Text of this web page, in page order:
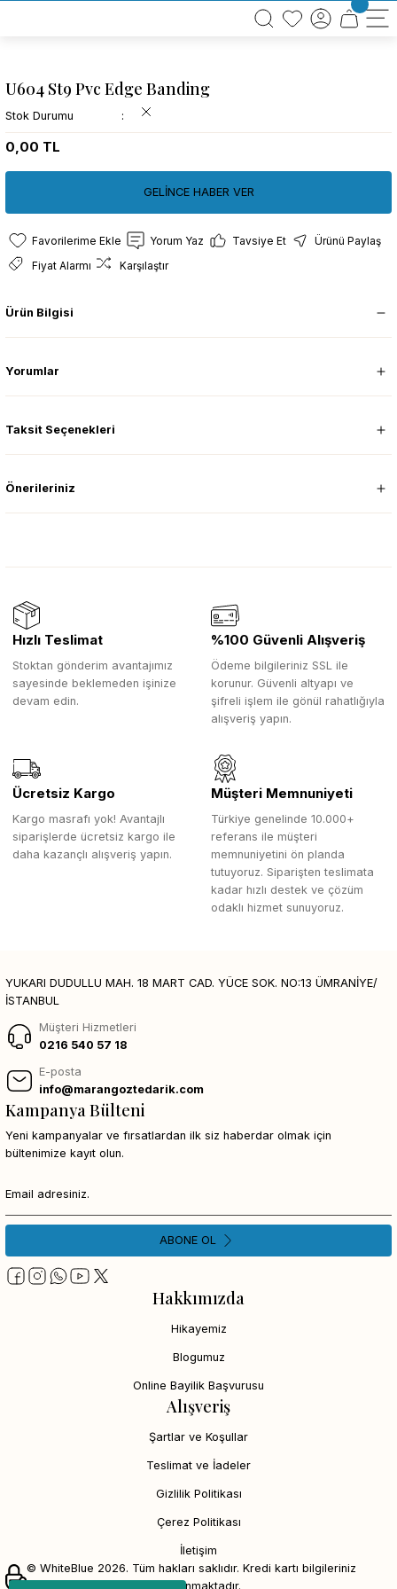
BÜTÜN ALIŞVERİŞLERİNİZDE KARGO BEDAVA!
TÜRKİYE GENELİNDE 10.000 MÜŞTERİ REFERANSI
U604 St9 Pvc Edge Banding
Stok Durumu
0,00 TL
GELİNCE HABER VER
Yorum Yaz Tavsiye Et
Ürünü Paylaş
Fiyat Alarmı
Karşılaştır
Ürün Bilgisi
Yorumlar
Taksit Seçenekleri
Önerileriniz
Hızlı Teslimat
Stoktan gönderim avantajımız
sayesinde beklemeden işinize
devam edin.
%100 Güvenli Alışveriş
Ödeme bilgileriniz SSL ile
korunur. Güvenli altyapı ve
şifreli işlem ile gönül rahatlığıyla
alışveriş yapın.
Ücretsiz Kargo
Kargo masrafı yok! Avantajlı
siparişlerde ücretsiz kargo ile
daha kazançlı alışveriş yapın.
Müşteri Memnuniyeti
Türkiye genelinde 10.000+
referans ile müşteri
memnuniyetini ön planda
tutuyoruz. Siparişten teslimata
kadar hızlı destek ve çözüm
odaklı hizmet sunuyoruz.
YUKARI DUDULLU MAH. 18 MART CAD. YÜCE SOK. NO:13 ÜMRANİYE/
İSTANBUL
Müşteri Hizmetleri
0216 540 57 18
E-posta
info@marangoztedarik.com
Hakkımızda
Hikayemiz
Blogumuz
Online Bayilik Başvurusu
Alışveriş
Şartlar ve Koşullar
Teslimat ve İadeler
Gizlilik Politikası
Çerez Politikası
İletişim
Kampanya Bülteni
Yeni kampanyalar ve fırsatlardan ilk siz haberdar olmak için
bültenimize kayıt olun.
ABONE OL
© WhiteBlue 2026. Tüm hakları saklıdır. Kredi kartı bilgileriniz
256bit SSL sertifikası ile korunmaktadır.